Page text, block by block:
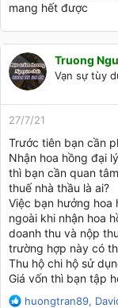
mang hết được
Truong
Vạn sự tùy
27/7/21
Trước tiên bạn cần
Nhận hoa hồng đại
thì bạn cần quan
thuế nhà thầu là ai?
Việc bạn hưởng
ngoài khi nhận hoa
doanh thu và nộp
trường hợp này có
Thu hộ chi hộ sử
Giá vốn thì bạn tập
R
huongtran89,